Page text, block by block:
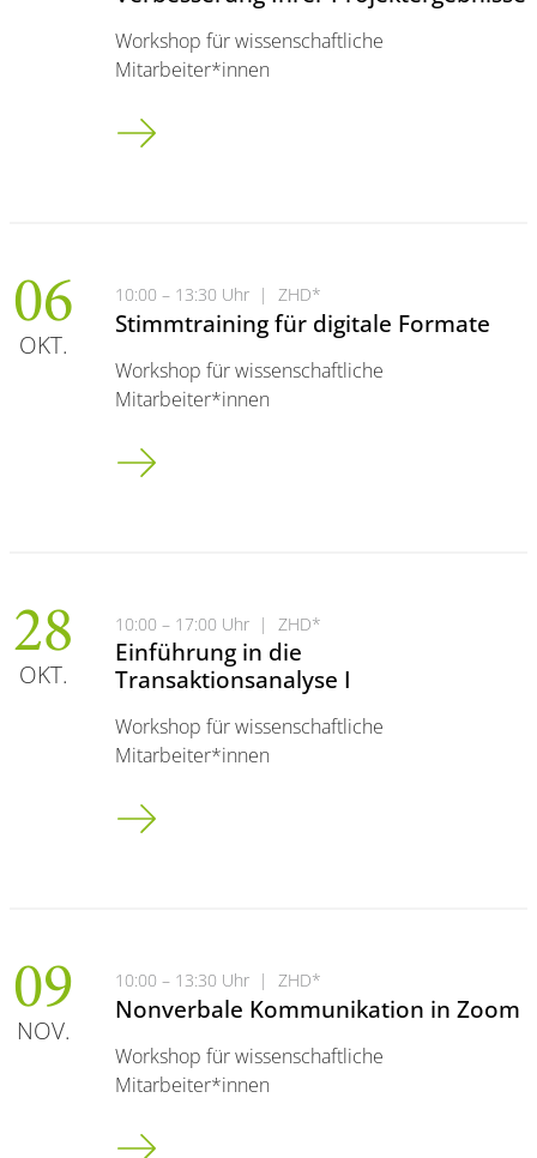
Workshop für wissenschaftliche
Mitarbeiter*innen
Agilität trifft Qualität: Methoden zur
06
OKT.
10:00 – 13:30 Uhr | ZHD*
Stimmtraining für digitale Formate
Workshop für wissenschaftliche
Mitarbeiter*innen
Stimmtraining für digitale Formate
28
OKT.
10:00 – 17:00 Uhr | ZHD*
Einführung in die
Transaktionsanalyse I
Workshop für wissenschaftliche
Mitarbeiter*innen
Einführung in die Transaktionsanalyse I
09
NOV.
10:00 – 13:30 Uhr | ZHD*
Nonverbale Kommunikation in Zoom
Workshop für wissenschaftliche
Mitarbeiter*innen
Nonverbale Kommunikation in Zoom